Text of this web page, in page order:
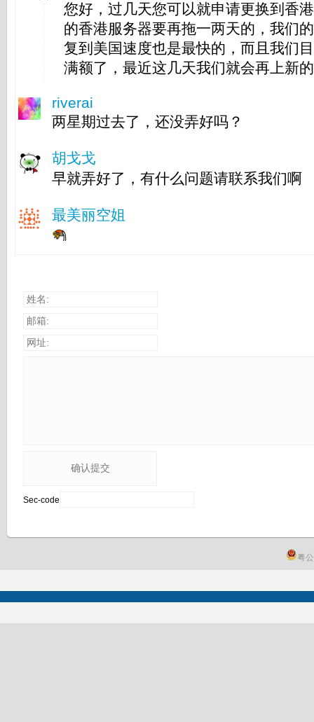
您好，过几天您可以就申请更换到香
的香港服务器要再拖一两天的，我们
复到美国速度也是最快的，而且我们
满额了，最近这几天我们就会再上新
riverai
两星期过去了，还没弄好吗？
胡戈戈
早就弄好了，有什么问题请联系我们啊
最美丽空姐
姓名:
邮箱:
网址:
Sec-code
粤